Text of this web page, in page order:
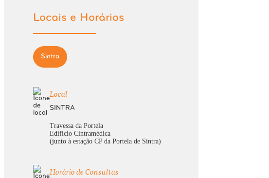
Locais e Horários
Sintra
Local
SINTRA
Travessa da Portela
Edifício Cintramédica
(junto à estação CP da Portela de Sintra)
Horário de Consultas